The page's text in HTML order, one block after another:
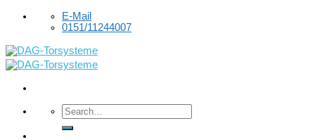
Skip
E-Mail
0151/11244007